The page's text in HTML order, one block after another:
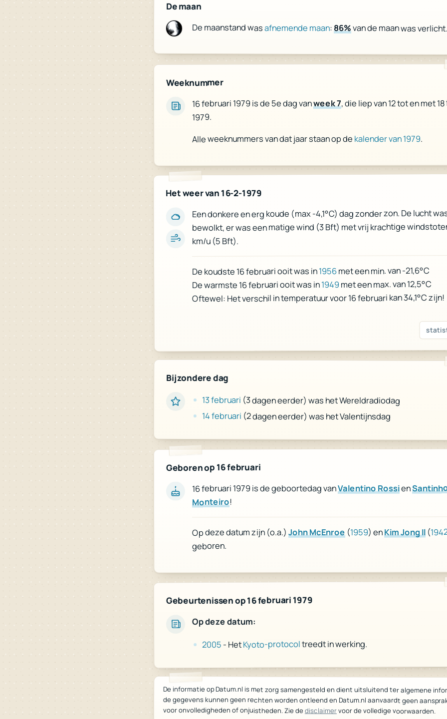
De maan
De maanstand wasafnemende maan:86%van de maan was verlicht.
Weeknummer
16 februari 1979 is de 5e dag vanweek 7, die liep van 12 tot en met
1979.
Alle weeknummers van dat jaar staan op de kalender van 1979.
Het weer van 16-2-1979
Een donkere en erg koude (max -4,1°C) dag zonder zon. De lucht
bewolkt, er was een matige wind (3 Bft) met vrij krachtige
km/u (5 Bft).
De koudste 16 februari ooit was in1956met een min. van -21,6°C
De warmste 16 februari ooit was in1949 met een max. van 12,5°C
Oftewel: Het verschil in temperatuur voor 16 februari kan 34,1°C zijn!
Bijzondere dag
13 februari (3 dagen eerder) was het Wereldradiodag
14 februari (2 dagen eerder) was het Valentijnsdag
Geboren op 16 februari
16 februari 1979 is de geboortedag vanValentino Rossien
Monteiro!
Op deze datum zijn (o.a.)John McEnroe (1959) enKim Jong Il (
geboren.
Gebeurtenissen op 16 februari 1979
Op deze datum:
2005 - HetKyoto-protocoltreedt in werking.
De informatie op Datum.nl is met zorg samengesteld en dient uitsluitend ter algemene
de gegevens kunnen geen rechten worden ontleend en Datum.nl aanvaardt geen
voor onvolledigheden of onjuistheden. Zie de disclaimervoor de volledige voorwaarden.